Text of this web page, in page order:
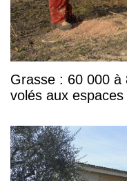
Grasse : 60 000 à
volés aux